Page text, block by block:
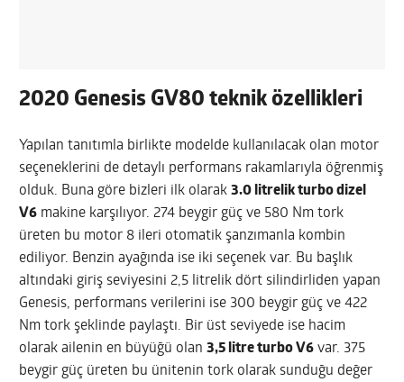
2020 Genesis GV80 teknik özellikleri
Yapılan tanıtımla birlikte modelde kullanılacak olan motor
seçeneklerini de detaylı performans rakamlarıyla öğrenmiş
olduk. Buna göre bizleri ilk olarak3.0 litrelik turbo dizel
V6 makine karşılıyor. 274 beygir güç ve 580 Nm tork
üreten bu motor 8 ileri otomatik şanzımanla kombin
ediliyor. Benzin ayağında ise iki seçenek var. Bu başlık
altındaki giriş seviyesini 2,5 litrelik dört silindirliden yapan
Genesis, performans verilerini ise 300 beygir güç ve 422
Nm tork şeklinde paylaştı. Bir üst seviyede ise hacim
olarak ailenin en büyüğü olan3,5 litre turbo V6 var. 375
beygir güç üreten bu ünitenin tork olarak sunduğu değer